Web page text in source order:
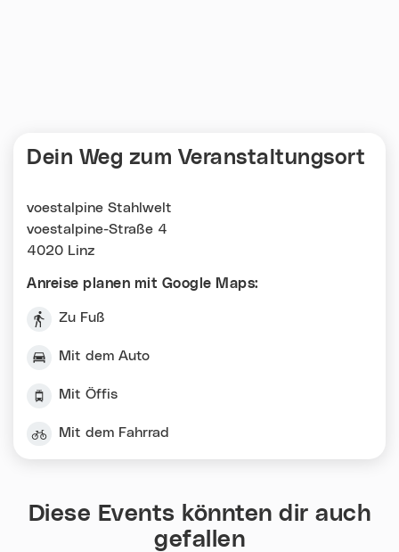
Dein Weg zum Veranstaltungsort
voestalpine Stahlwelt
voestalpine-Straße 4
4020 Linz
Anreise planen mit Google Maps:
Zu Fuß
Mit dem Auto
Mit Öffis
Mit dem Fahrrad
Diese Events könnten dir auch
gefallen